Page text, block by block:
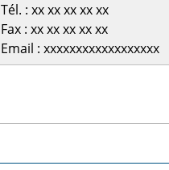
Tél. : xx xx xx xx xx
Fax : xx xx xx xx xx
Email : xxxxxxxxxxxxxxxxxx